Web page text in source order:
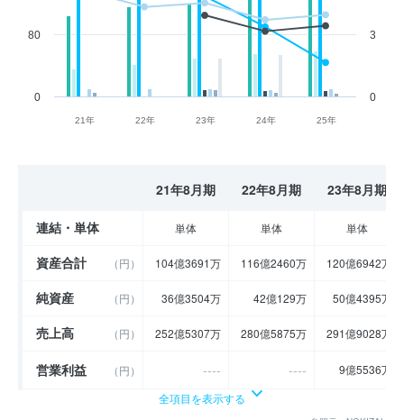
21年 22年 23年 24年 25年
0
80
0
3
21年8月期 22年8月期 23年8月期
連結・単体 単体 単体 単体
資産合計 （円） 104億3691万 116億2460万 120億6942万
純資産 （円） 36億3504万 42億129万 50億4395万
売上高 （円） 252億5307万 280億5875万 291億9028万
営業利益 （円） ---- ---- 9億5536万
10億7519万
全項目を表示する